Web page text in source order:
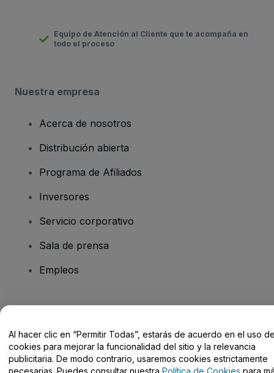
Equipo de Atención al Cliente que te acompaña en
todo el proceso
Nuestra empresa
Acerca de nosotros
Distribución abierta
Programa de Afiliados
Inversores
Servicio corporativo
Sala de prensa
Empleos
Centro de Ayuda / Contacto
Al hacer clic en “Permitir Todas”, estarás de acuerdo en el uso
cookies para mejorar la funcionalidad del sitio y la relevancia
publicitaria. De modo contrario, usaremos cookies estrictamente
necesarias. Puedes consultar nuestra Política de Cookies para